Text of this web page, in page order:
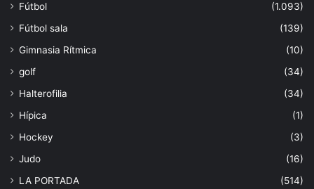
Fútbol
(1.093)
Fútbol sala
(139)
Gimnasia Rítmica
(10)
golf
(34)
Halterofilia
(34)
Hípica
(1)
Hockey
(3)
Judo
(16)
LA PORTADA
(514)